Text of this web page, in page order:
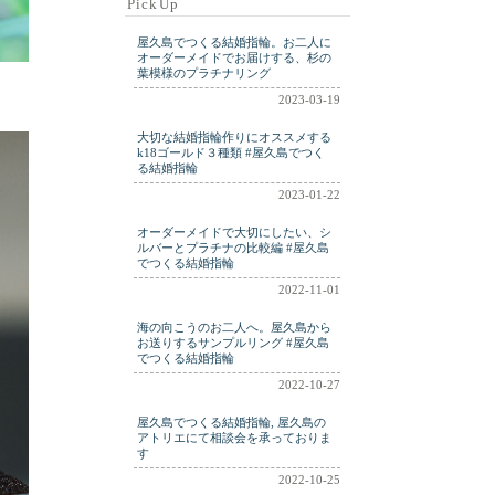
shell
silver
wdding
weddig
wedding
yakushima
PickUp
屋久島でつくる結婚指輪。お二人に
オーダーメイドでお届けする、杉の
葉模様のプラチナリング
2023-03-19
大切な結婚指輪作りにオススメする
k18ゴールド３種類 #屋久島でつく
る結婚指輪
2023-01-22
オーダーメイドで大切にしたい、シ
ルバーとプラチナの比較編 #屋久島
でつくる結婚指輪
2022-11-01
海の向こうのお二人へ。屋久島から
お送りするサンプルリング #屋久島
でつくる結婚指輪
2022-10-27
屋久島でつくる結婚指輪, 屋久島の
アトリエにて相談会を承っておりま
す
2022-10-25